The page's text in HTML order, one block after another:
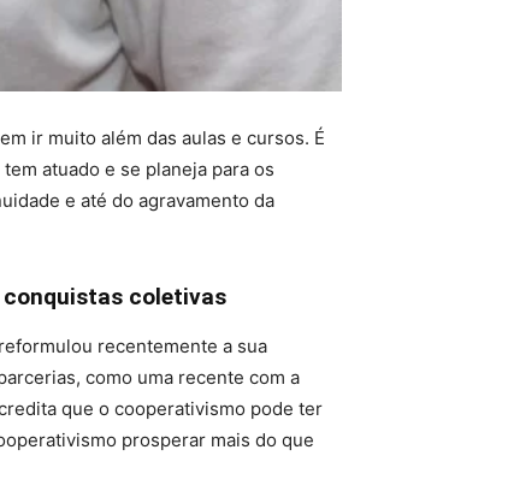
ir muito além das aulas e cursos. É
atuado e se planeja para os
e até do agravamento da
coletivas
reformulou recentemente a sua
como uma recente com a
que o cooperativismo pode ter
prosperar mais do que